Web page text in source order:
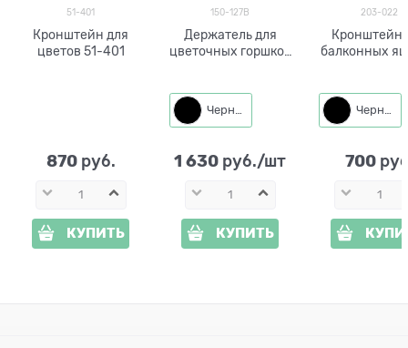
51-401
Кронштейн для
цветов 51-401
870 руб.
КУПИТЬ
150-127B
Держатель для
цветочных горшков
Черный
1 630 руб./шт
КУПИТЬ
203-022
Кронштейн
балконных
Черный
700